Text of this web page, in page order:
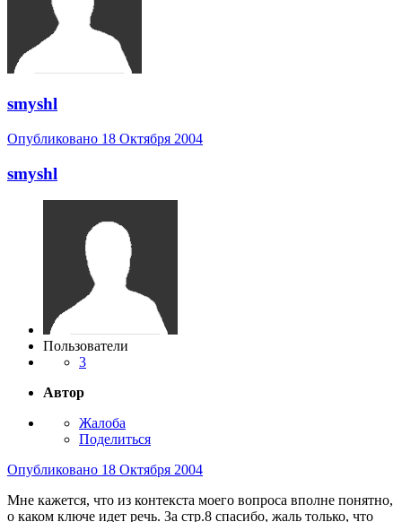
smyshl
Опубликовано 18 Октября 2004
smyshl
Пользователи
3
Автор
Жалоба
Поделиться
Опубликовано 18 Октября 2004
Мне кажется, что из контекста моего вопроса вполне понятно,
о каком ключе идет речь. За стр.8 спасибо, жаль только, что